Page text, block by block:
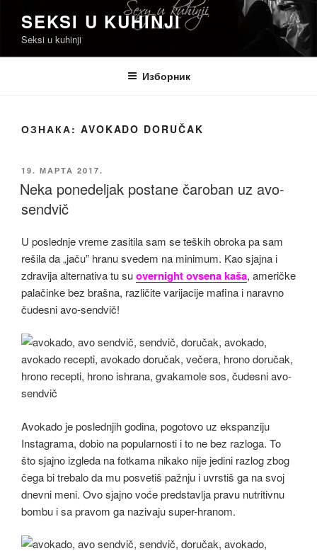
садржај
SEKSI U KUHINJI
Seksi u kuhinji
Изборник
ОЗНАКА: AVOKADO DORUČAK
ОБЈАВЉЕНО
19. МАРТА 2017.
Neka ponedeljak postane čaroban uz avo-
sendvič
U poslednje vreme zasitila sam se teških obroka pa sam
rešila da „jaču” hranu svedem na minimum. Kao sjajna i
zdravija alternativa tu suovernight ovsena kaša, američke
palačinke bez brašna, različite varijacije mafina i naravno
čudesni avo-sendvič!
Avokado je poslednjih godina, pogotovo uz ekspanziju
Instagrama, dobio na popularnosti i to ne bez razloga. To
što sjajno izgleda na fotkama nikako nije jedini razlog zbog
čega bi trebalo da mu posvetiš pažnju i uvrstiš ga na svoj
dnevni meni. Ovo sjajno voće predstavlja pravu nutritivnu
bombu i sa pravom ga nazivaju super-hranom.